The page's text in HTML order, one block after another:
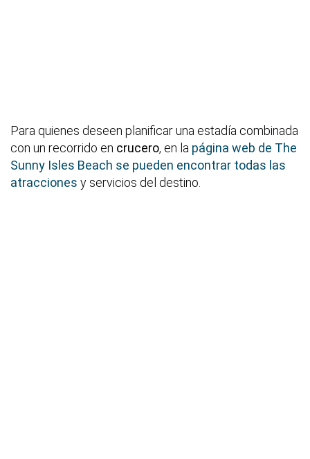
Para quienes deseen planificar una estadía combinada
con un recorrido en crucero, en la página web de The
Sunny Isles Beach se pueden encontrar todas las
atracciones y servicios del destino.